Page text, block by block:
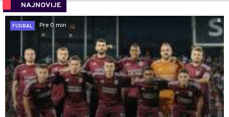
NAJNOVIJE
0
FUDBAL
Pre 0 min